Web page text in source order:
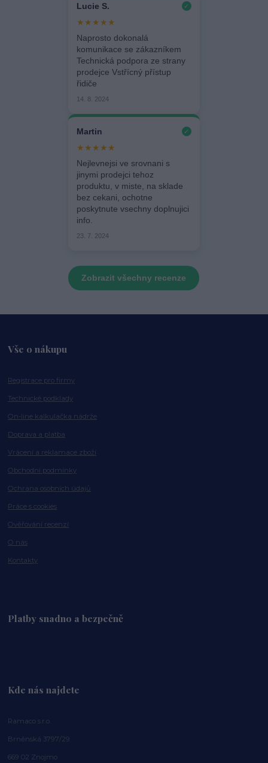
Lucie S. ✓
★★★★★
Naprosto dokonalá
komunikace se zákazníkem
Technická podpora ze strany
prodejce Vstřícný přístup
řidiče
14. 8. 2024
Martin ✓
★★★★★
Nejlevnejsi ve srovnani s
jinymi prodejci tehoz
produktu, v miste, na sklade
bez cekani, ochotne
poskytnute vsechny doplnujici
info.
23. 7. 2024
Zobrazit všechny recenze
Vše o nákupu
Registrace pro firmy
Technické podklady
On-line kalkulačka nádrže
Doprava a platba
Vrácení a reklamace zboží
Obchodní podmínky
Ochrana osobních údajů
Práce s cookies
Ověřování recenzí
O nás
Kontakty
Platby snadno a bezpečně
Kde nás najdete
Ramaco s.r.o.
Brněnská 3797/29
669 02 Znojmo